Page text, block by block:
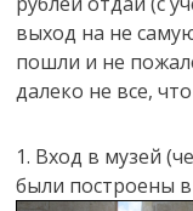
выход на не
пошли и не
далеко не все,
1. Вход в музей
были построены в